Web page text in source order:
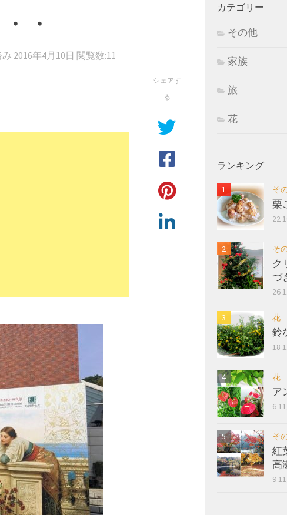
・
み 2016年4月10日 閲覧数:11
シェアす
る
カテゴリー
その他
家族
旅
花
ランキング
そ
栗
22
そ
ク
づ
26
花
鈴
18
花
ア
6
そ
紅
高
9